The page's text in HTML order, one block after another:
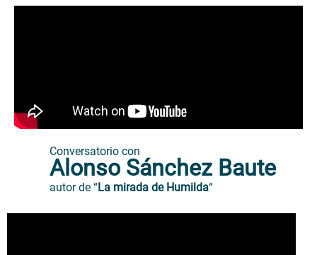
Conversatorio con
Alonso Sánchez Baute
autor de “La mirada de Humilda“